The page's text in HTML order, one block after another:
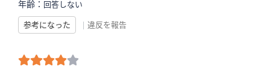
年齢： 回答しない
参考になった
| 違反を報告